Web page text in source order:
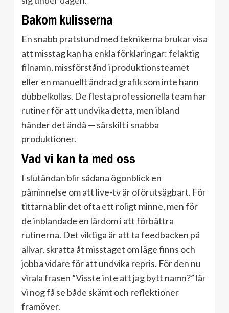
Bakom kulisserna
En snabb pratstund med teknikerna brukar visa
att misstag kan ha enkla förklaringar: felaktig
filnamn, missförstånd i produktionsteamet
eller en manuellt ändrad grafik som inte hann
dubbelkollas. De flesta professionella team har
rutiner för att undvika detta, men ibland
händer det ändå — särskilt i snabba
produktioner.
Vad vi kan ta med oss
I slutändan blir sådana ögonblick en
påminnelse om att live-tv är oförutsägbart. För
tittarna blir det ofta ett roligt minne, men för
de inblandade en lärdom i att förbättra
rutinerna. Det viktiga är att ta feedbacken på
allvar, skratta åt misstaget om läge finns och
jobba vidare för att undvika repris. För den nu
virala frasen ”Visste inte att jag bytt namn?” lär
vi nog få se både skämt och reflektioner
framöver.